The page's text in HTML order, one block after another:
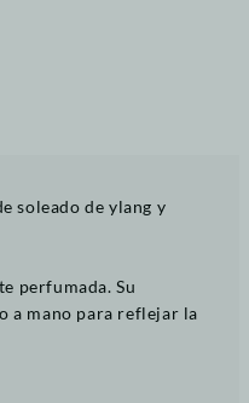
soleado de ylang y
perfumada. Su
a mano para reflejar la